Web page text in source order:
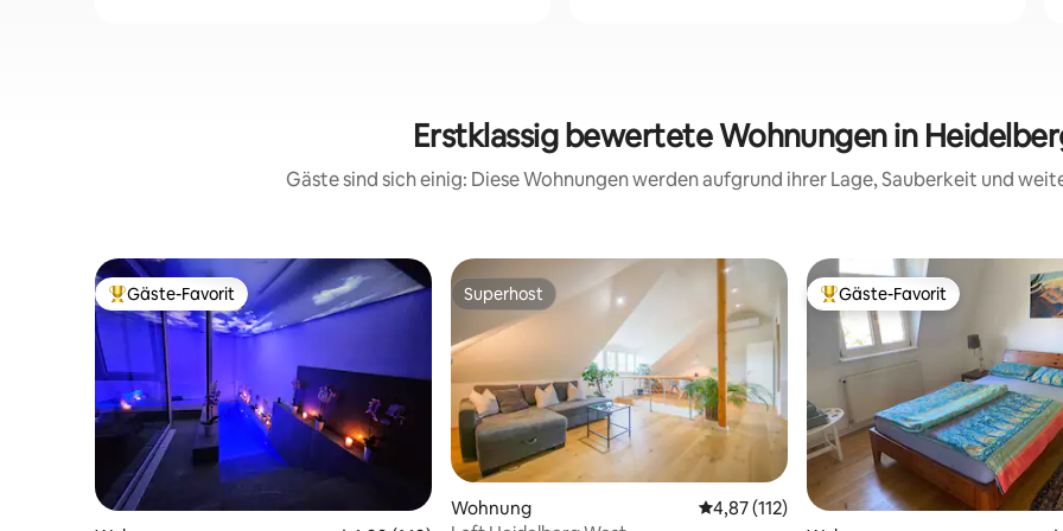
Erstklassig bewertete Wohnungen in
Gäste sind sich einig: Diese Wohnungen werden aufgrund ihrer Lage, Sauberkeit und
Beliebter Gäste-Favorit.
Gäste-Favorit Superhost
Superhost
Wohnung Durchschnittliche Bewertung: 4,87 von 5,
4,87 (112)
Beliebter Gäste-Favorit.
Gäste-Favorit